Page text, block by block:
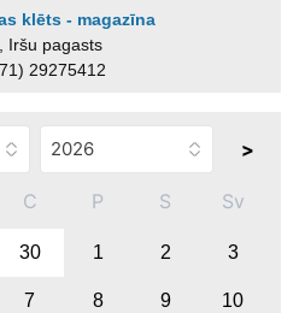
klēts - magazīna
Iršu pagasts
29275412
>
C P S Sv
30 1 2 3
7 8 9 10